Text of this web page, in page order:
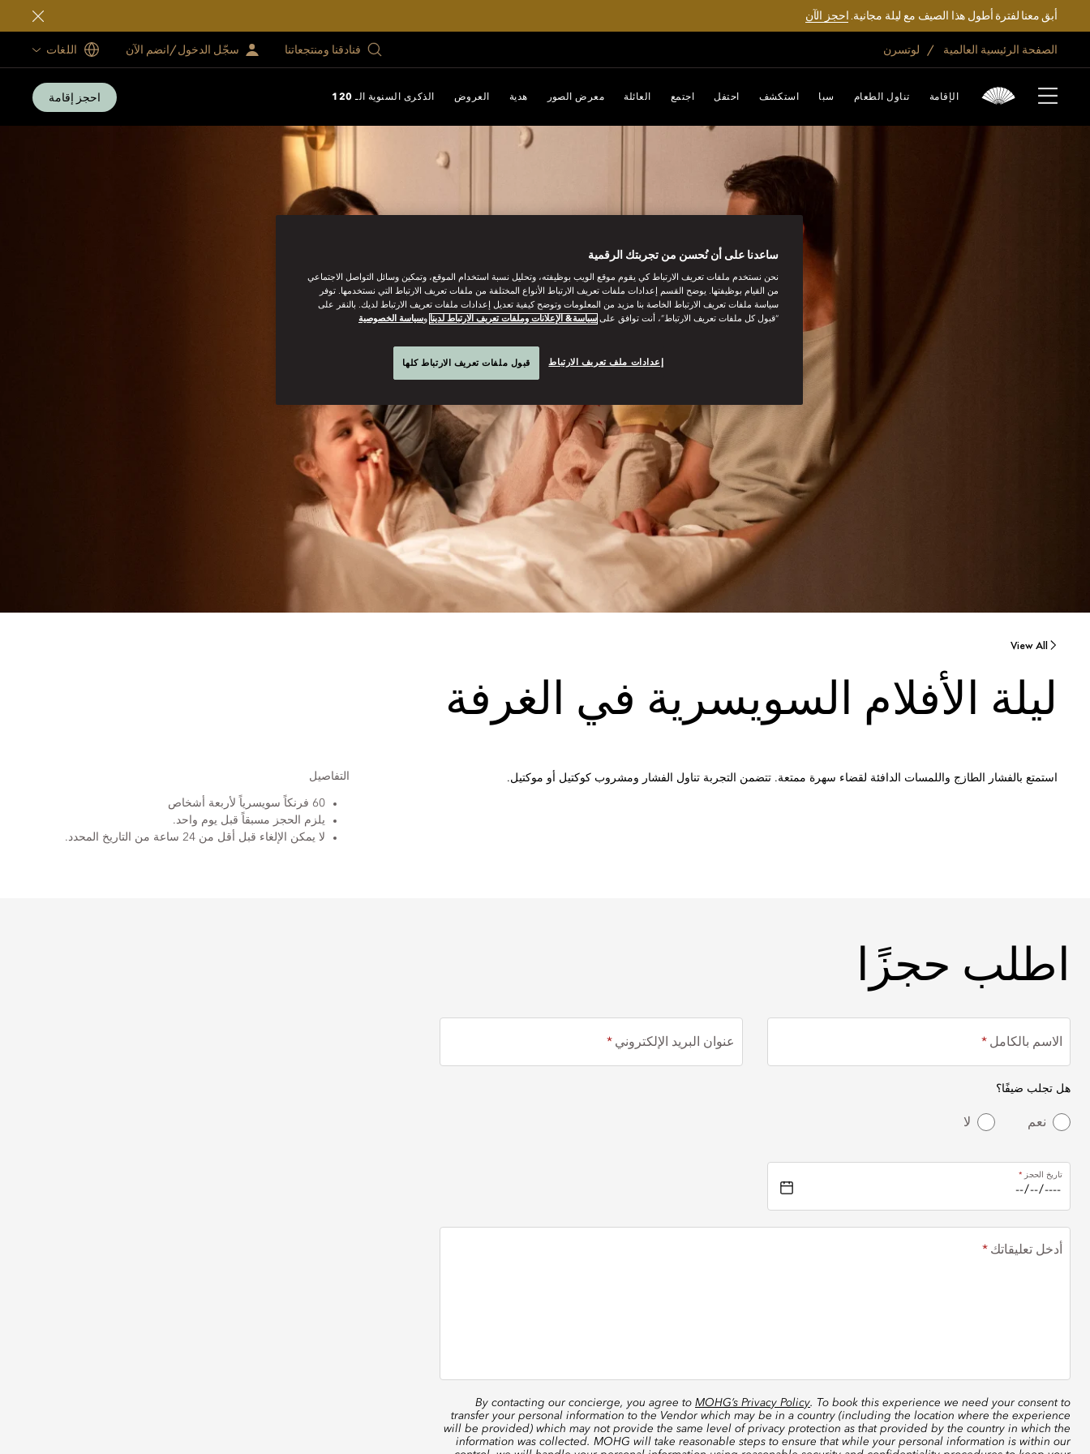
أبق معنا لفترة أطول هذا الصيف مع ليلة مجانية.احجز الآن
الصفحة الرئيسية العالمية لوتسرن فنادقنا ومنتجعاتنا سجّل الدخول/انضم الآن اللغات
الإقامة تناول الطعام سبا استكشف احتفل اجتمع العائلة معرض الصور هدية العروض الذكرى السنوية الـ 120 احجز إقامة
View All
ليلة الأفلام السويسرية في الغرفة
استمتع بالفشار الطازج واللمسات الدافئة لقضاء سهرة ممتعة. تتضمن التجربة تناول الفشار ومشروب كوكتيل أو موكتيل. التفاصيل
60 فرنكاً سويسرياً لأربعة أشخاص
يلزم الحجز مسبقاً قبل يوم واحد.
لا يمكن الإلغاء قبل أقل من 24 ساعة من التاريخ المحدد.
اطلب حجزًا
اطلب حجزًا
الاسم بالكامل عنوان البريد الإلكتروني
هل تجلب ضيفًا؟
نعم لا
تاريخ الحجز
أدخل تعليقاتك
By contacting our concierge, you agree to MOHG’s Privacy Policy. To book this experience we need your consent to
transfer your personal information to the Vendor which may be in a country (including the location where the experience
will be provided) which may not provide the same level of privacy protection as that provided by the country in which the
information was collected. MOHG will take reasonable steps to ensure that while your personal information is within our
ساعدنا على أن نُحسن من تجربتك الرقمية
نحن نستخدم ملفات تعريف الارتباط كي يقوم موقع الويب بوظيفته، وتحليل نسبة استخدام الموقع، وتمكين وسائل التواصل الاجتماعي
من القيام بوظيفتها. يوضح القسم إعدادات ملفات تعريف الارتباط الأنواع المختلفة من ملفات تعريف الارتباط التي نستخدمها. توفر
سياسة ملفات تعريف الارتباط الخاصة بنا مزيد من المعلومات وتوضح كيفية تعديل إعدادات ملفات تعريف الارتباط لديك. بالنقر على
“قبول كل ملفات تعريف الارتباط”، أنت توافق على سياسة& الإعلانات وملفات تعريف الارتباط لدينا وسياسة الخصوصية
إعدادات ملف تعريف الارتباط قبول ملفات تعريف الارتباط كلها